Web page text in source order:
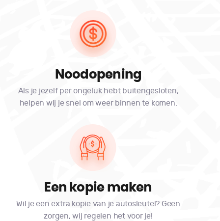
Noodopening
Als je jezelf per ongeluk hebt buitengesloten,
helpen wij je snel om weer binnen te komen.
Een kopie maken
Wil je een extra kopie van je autosleutel? Geen
zorgen, wij regelen het voor je!